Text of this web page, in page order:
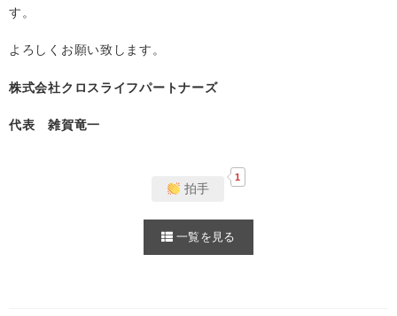
す。
よろしくお願い致します。
株式会社クロスライフパートナーズ
代表 雑賀竜一
拍手
1
一覧を見る